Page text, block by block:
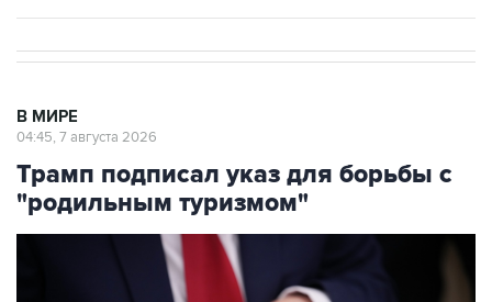
В МИРЕ
04:45, 7 августа 2026
Трамп подписал указ для борьбы с
"родильным туризмом"